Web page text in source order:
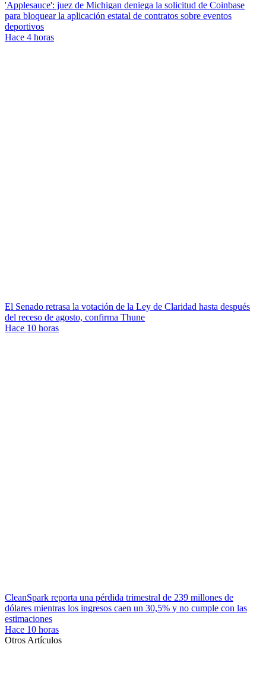
'Applesauce': juez de Michigan deniega la solicitud de Coinbase
para bloquear la aplicación estatal de contratos sobre eventos
deportivos
Hace 4 horas
El Senado retrasa la votación de la Ley de Claridad hasta después
del receso de agosto, confirma Thune
Hace 10 horas
CleanSpark reporta una pérdida trimestral de 239 millones de
dólares mientras los ingresos caen un 30,5% y no cumple con las
estimaciones
Hace 10 horas
Otros Artículos